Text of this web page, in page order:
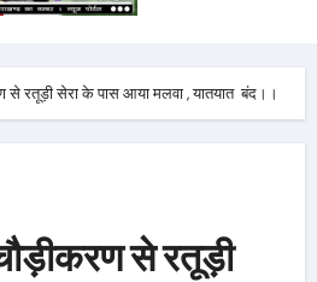
से रतूड़ी सेरा के पास आया मलवा , यातयात बंद।।
से रतूड़ी